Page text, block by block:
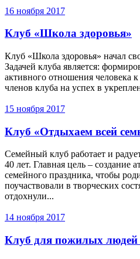
16 ноября 2017
Клуб «Школа здоровья»
Клуб «Школа здоровья» начал
Задачей клуба является:
активного отношения человека
членов клуба на успех в
15 ноября 2017
Клуб «Отдыхаем всей
Семейный клуб работает и
40 лет. Главная цель – создание
семейного праздника, чтобы
поучаствовали в творческих
отдохнули...
14 ноября 2017
Клуб для пожилых людей